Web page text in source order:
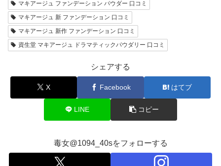
マキアージュ ファンデーション パウダー 口コミ
マキアージュ 新 ファンデーション 口コミ
マキアージュ 新作 ファンデーション 口コミ
資生堂 マキアージュ ドラマティックパウダリー 口コミ
シェアする
X Facebook はてブ
LINE コピー
毒女@1094_40sをフォローする